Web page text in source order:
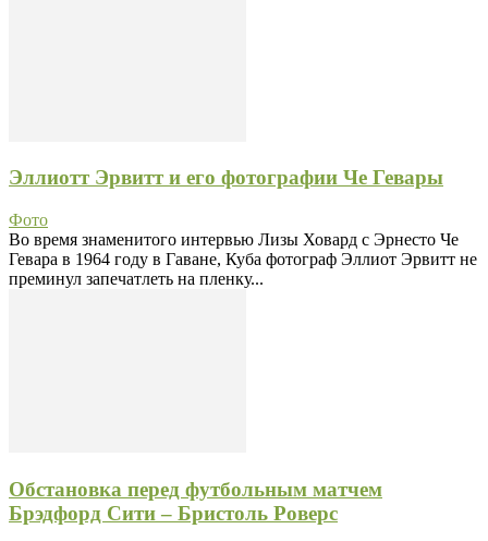
Эллиотт Эрвитт и его фотографии Че Гевары
Фото
Во время знаменитого интервью Лизы Ховард с Эрнесто Че
Гевара в 1964 году в Гаване, Куба фотограф Эллиот Эрвитт не
преминул запечатлеть на пленку...
Обстановка перед футбольным матчем
Брэдфорд Сити – Бристоль Роверс